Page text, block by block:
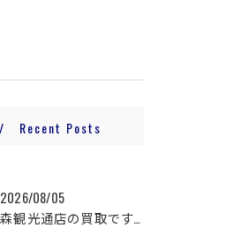
Recent Posts
2026/08/05
青森観光通店の買取です。